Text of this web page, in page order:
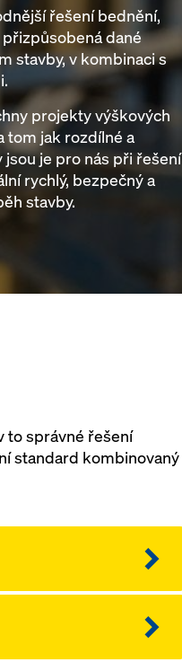
řešení bednění,
dané
stavby, v kombinaci s
projekty výškových
tom jak rozdílné a
je pro nás při řešení
rychlý, bezpečný a
stavby.
to správné řešení
standard kombinovaný